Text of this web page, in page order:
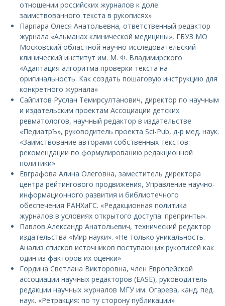
отношении российских журналов к доле
заимствованного текста в рукописях»
Парпара Олеся Анатольевна, ответственный редактор
журнала «Альманах клинической медицины», ГБУЗ МО
Московский областной научно-исследовательский
клинический институт им. М. Ф. Владимирского.
«Адаптация алгоритма проверки текста на
оригинальность. Как создать пошаговую инструкцию для
конкретного журнала»
Сайгитов Руслан Темирсултанович, директор по научным
и издательским проектам Ассоциации детских
ревматологов, научный редактор в издательстве
«ПедиатрЪ», руководитель проекта Sci-Pub, д-р мед. наук.
«Заимствование авторами собственных текстов:
рекомендации по формулированию редакционной
политики»
Евграфова Алина Олеговна, заместитель директора
центра рейтингового продвижения, Управление научно-
информационного развития и библиотечного
обеспечения РАНХиГС. «Редакционная политика
журналов в условиях открытого доступа: препринты».
Павлов Александр Анатольевич, технический редактор
издательства «Мир науки». «Не только уникальность.
Анализ списков источников поступающих рукописей как
один из факторов их оценки»
Гордина Светлана Викторовна, член Европейской
ассоциации научных редакторов (EASE), руководитель
редакции научных журналов МГУ им. Огарева, канд. пед.
наук. «Ретракция: по ту сторону публикации»